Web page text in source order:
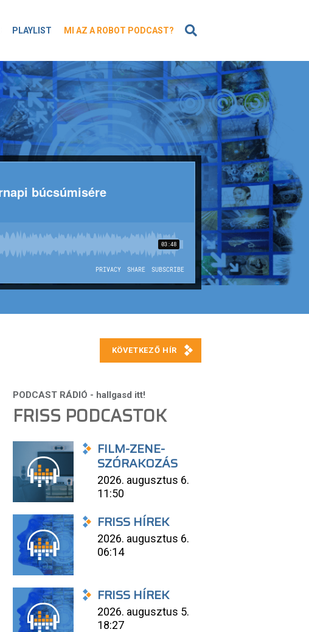
PLAYLIST MI AZ A ROBOT PODCAST?
FRISS PODCASTOK
FILM-ZENE-
SZÓRAKOZÁS
2026. augusztus 6.
11:50
FRISS HÍREK
2026. augusztus 6.
06:14
FRISS HÍREK
2026. augusztus 5.
18:27